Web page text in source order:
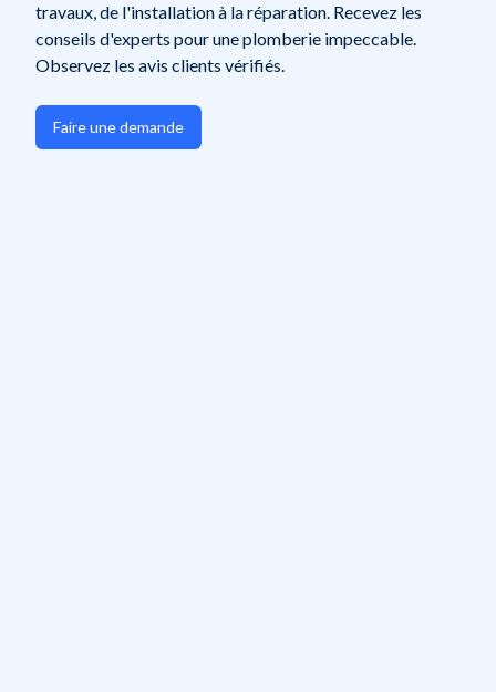
travaux, de l'installation à la réparation. Recevez les
conseils d'experts pour une plomberie impeccable.
Observez les avis clients vérifiés.
Faire une demande